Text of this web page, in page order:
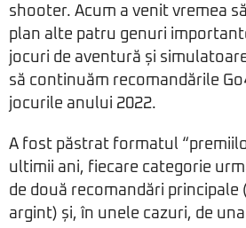
shooter. Acum a venit vremea
plan alte patru genuri
jocuri de aventură și
să continuăm recomandările
jocurile anului 2022.
A fost păstrat formatul
ultimii ani, fiecare categorie
de două recomandări principale
argint) și, în unele cazuri, de